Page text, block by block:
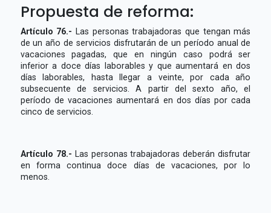
Propuesta de reforma:
Artículo 76.- Las personas trabajadoras que tengan más
de un año de servicios disfrutarán de un período anual de
vacaciones pagadas, que en ningún caso podrá ser
inferior a doce días laborables y que aumentará en dos
días laborables, hasta llegar a veinte, por cada año
subsecuente de servicios. A partir del sexto año, el
período de vacaciones aumentará en dos días por cada
cinco de servicios.
Artículo 78.- Las personas trabajadoras deberán disfrutar
en forma continua doce días de vacaciones, por lo
menos.